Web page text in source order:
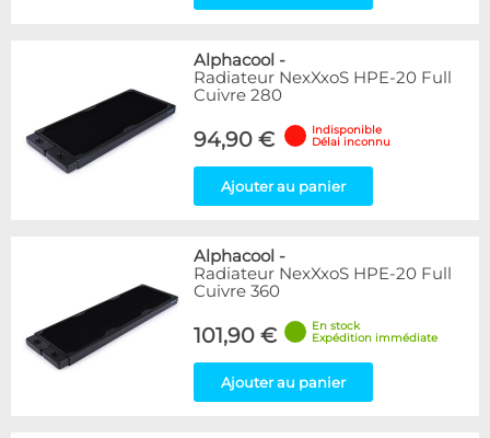
Alphacool -
Radiateur NexXxoS HPE-20 Full
Cuivre 280
94,90 €
Indisponible
Délai inconnu
Ajouter au panier
Alphacool -
Radiateur NexXxoS HPE-20 Full
Cuivre 360
101,90 €
En stock
Expédition immédiate
Ajouter au panier